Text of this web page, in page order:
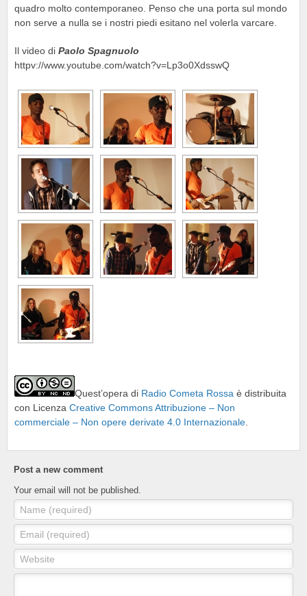
quadro molto contemporaneo. Penso che una porta sul mondo
non serve a nulla se i nostri piedi esitano nel volerla varcare.
Il video di Paolo Spagnuolo
httpv://www.youtube.com/watch?v=Lp3o0XdsswQ
Quest’opera di Radio Cometa Rossa è distribuita
con Licenza Creative Commons Attribuzione – Non
commerciale – Non opere derivate 4.0 Internazionale
Post a new comment
Your email will not be published.
Name (required)
Email (required)
Website